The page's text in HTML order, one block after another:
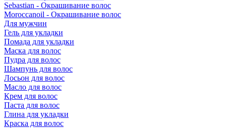
Sebastian - Окрашивание волос
Moroccanoil - Окрашивание волос
Для мужчин
Гель для укладки
Помада для укладки
Маска для волос
Пудра для волос
Шампунь для волос
Лосьон для волос
Масло для волос
Крем для волос
Паста для волос
Глина для укладки
Краска для волос